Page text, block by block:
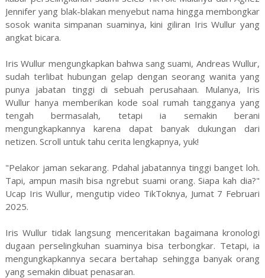
Jennifer yang blak-blakan menyebut nama hingga membongkar
sosok wanita simpanan suaminya, kini giliran Iris Wullur yang
angkat bicara.
Iris Wullur mengungkapkan bahwa sang suami, Andreas Wullur,
sudah terlibat hubungan gelap dengan seorang wanita yang
punya jabatan tinggi di sebuah perusahaan. Mulanya, Iris
Wullur hanya memberikan kode soal rumah tangganya yang
tengah bermasalah, tetapi ia semakin berani
mengungkapkannya karena dapat banyak dukungan dari
netizen. Scroll untuk tahu cerita lengkapnya, yuk!
"Pelakor jaman sekarang. Pdahal jabatannya tinggi banget loh.
Tapi, ampun masih bisa ngrebut suami orang. Siapa kah dia?"
Ucap Iris Wullur, mengutip video TikToknya, Jumat 7 Februari
2025.
Iris Wullur tidak langsung menceritakan bagaimana kronologi
dugaan perselingkuhan suaminya bisa terbongkar. Tetapi, ia
mengungkapkannya secara bertahap sehingga banyak orang
yang semakin dibuat penasaran.